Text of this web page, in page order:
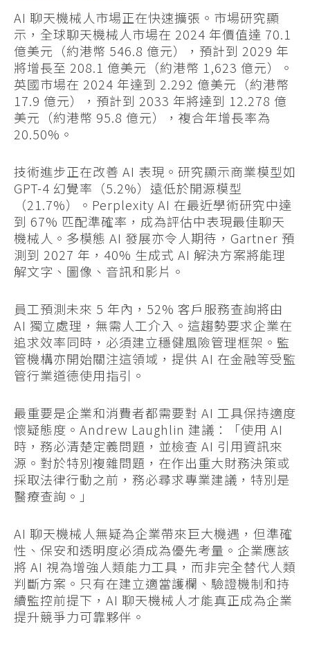
AI 聊天機械人市場正在快速擴張。市場研究顯
示，全球聊天機械人市場在 2024 年價值達 70.1
億美元（約港幣 546.8 億元），預計到 2029 年
將增長至 208.1 億美元（約港幣 1,623 億元）。
英國市場在 2024 年達到 2.292 億美元（約港幣
17.9 億元），預計到 2033 年將達到 12.278 億
美元（約港幣 95.8 億元），複合年增長率為
20.50%。
技術進步正在改善 AI 表現。研究顯示商業模型如
GPT-4 幻覺率（5.2%）遠低於開源模型
（21.7%）。Perplexity AI 在最近學術研究中達
到 67% 匹配準確率，成為評估中表現最佳聊天
機械人。多模態 AI 發展亦令人期待，Gartner 預
測到 2027 年，40% 生成式 AI 解決方案將能理
解文字、圖像、音訊和影片。
員工預測未來 5 年內，52% 客戶服務查詢將由
AI 獨立處理，無需人工介入。這趨勢要求企業在
追求效率同時，必須建立穩健風險管理框架。監
管機構亦開始關注這領域，提供 AI 在金融等受監
管行業道德使用指引。
最重要是企業和消費者都需要對 AI 工具保持適度
懷疑態度。Andrew Laughlin 建議：「使用 AI
時，務必清楚定義問題，並檢查 AI 引用資訊來
源。對於特別複雜問題，在作出重大財務決策或
採取法律行動之前，務必尋求專業建議，特別是
醫療查詢。」
AI 聊天機械人無疑為企業帶來巨大機遇，但準確
性、保安和透明度必須成為優先考量。企業應該
將 AI 視為增強人類能力工具，而非完全替代人類
判斷方案。只有在建立適當護欄、驗證機制和持
續監控前提下，AI 聊天機械人才能真正成為企業
提升競爭力可靠夥伴。